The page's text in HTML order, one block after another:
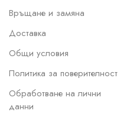
Връщане и замяна
Доставка
Общи условия
Политика за поверителност
Обработване на лични
данни